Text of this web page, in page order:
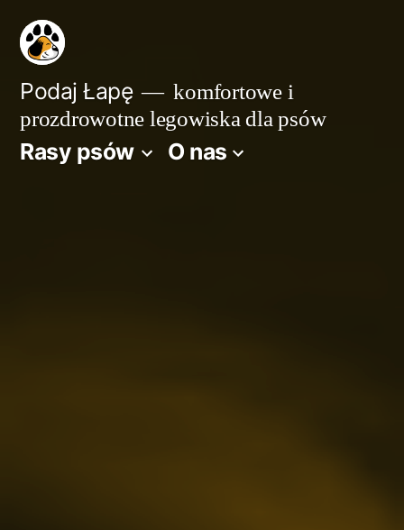
Przejdź
treściPodaj Łapę
komfortowe i
prozdrowotne legowiska dla psów
Rasy psów O nas